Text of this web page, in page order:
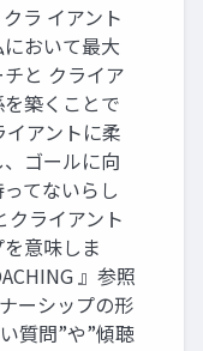
ラ イアント
おいて最大
と クライア
築くことで
アントに柔
ゴールに向
てないらし
クライアント
意味しま
』参照
ーシップの形
質問”や”傾聴